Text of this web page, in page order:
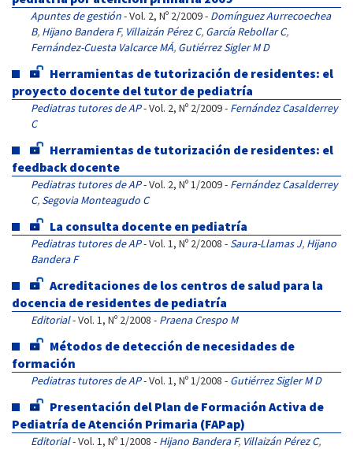
Apuntes de gestión- Vol. 2, Nº 2/2009 - Domínguez Aurrecoechea
B, Hijano Bandera F, Villaizán Pérez C, García Rebollar C,
Fernández-Cuesta Valcarce MÁ, Gutiérrez Sigler M D
Herramientas de tutorización de residentes: el
proyecto docente del tutor de pediatría
Pediatras tutores de AP- Vol. 2, Nº 2/2009 - Fernández Casalderrey
C
Herramientas de tutorización de residentes: el
feedback docente
Pediatras tutores de AP- Vol. 2, Nº 1/2009 - Fernández Casalderrey
C, Segovia Monteagudo C
La consulta docente en pediatría
Pediatras tutores de AP- Vol. 1, Nº 2/2008 - Saura-Llamas J, Hijano
Bandera F
Acreditaciones de los centros de salud para la
docencia de residentes de pediatría
Editorial- Vol. 1, Nº 2/2008 - Praena Crespo M
Métodos de detección de necesidades de
formación
Pediatras tutores de AP- Vol. 1, Nº 1/2008 - Gutiérrez Sigler M D
Presentación del Plan de Formación Activa de
Pediatría de Atención Primaria (FAPap)
Editorial- Vol. 1, Nº 1/2008 - Hijano Bandera F, Villaizán Pérez C,